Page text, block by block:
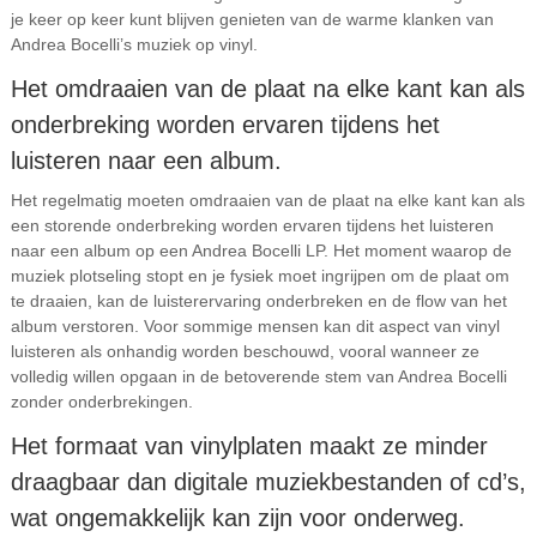
je keer op keer kunt blijven genieten van de warme klanken van
Andrea Bocelli’s muziek op vinyl.
Het omdraaien van de plaat na elke kant kan als
onderbreking worden ervaren tijdens het
luisteren naar een album.
Het regelmatig moeten omdraaien van de plaat na elke kant kan als
een storende onderbreking worden ervaren tijdens het luisteren
naar een album op een Andrea Bocelli LP. Het moment waarop de
muziek plotseling stopt en je fysiek moet ingrijpen om de plaat om
te draaien, kan de luisterervaring onderbreken en de flow van het
album verstoren. Voor sommige mensen kan dit aspect van vinyl
luisteren als onhandig worden beschouwd, vooral wanneer ze
volledig willen opgaan in de betoverende stem van Andrea Bocelli
zonder onderbrekingen.
Het formaat van vinylplaten maakt ze minder
draagbaar dan digitale muziekbestanden of cd’s,
wat ongemakkelijk kan zijn voor onderweg.